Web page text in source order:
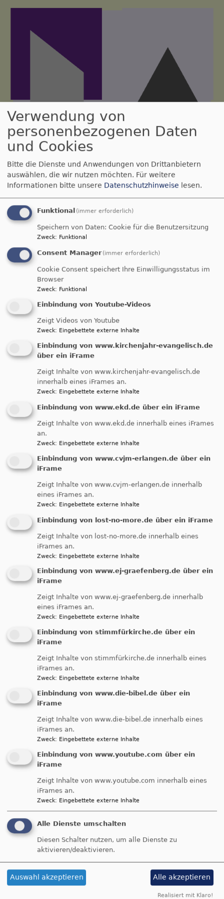
Direkt
Neunkirchen Ermreuth
Evangelisch-Lutherische Pfarrei
Hauptnavigation
Startseite Vereine der Gemeinde
Vereine der
Gemeinde
Diakonie für Kinder und
Jugend e. V.
In unseren Kindertagesstätten heißen wir Kinder
unabhängig von ihrer Konfession willkommen.
Weiterlesen
Miteinander-
Füreinander e.V.
Ehrenamtliche Nachbarschafts - und
Nächstenhilfe
Weiterlesen
Evangelischer
Kirchbauverein
Weiterlesen
Hauptnavigation
Unsere Gemeinde
Fußbereichsmenü
Impressum
Verwendung von
personenbezogenen Daten
und Cookies
Bitte die Dienste und Anwendungen von Drittanbietern
auswählen, die wir nutzen möchten. Für weitere
Informationen bitte unsere Datenschutzhinweise lesen.
Funktional (immer erforderlich)
Speichern von Daten: Cookie für die Benutzersitzung
Zweck: Funktional
Consent Manager (immer erforderlich)
Cookie Consent speichert Ihre Einwilligungsstatus im
Browser
Zweck: Funktional
Einbindung von Youtube-Videos
Zeigt Videos von Youtube
Zweck: Eingebettete externe Inhalte
Einbindung von www.kirchenjahr-evangelisch.de
über ein iFrame
Zeigt Inhalte von www.kirchenjahr-evangelisch.de
innerhalb eines iFrames an.
Zweck: Eingebettete externe Inhalte
Einbindung von www.ekd.de über ein iFrame
Zeigt Inhalte von www.ekd.de innerhalb eines iFrames
an.
Zweck: Eingebettete externe Inhalte
Einbindung von www.cvjm-erlangen.de über ein
iFrame
Zeigt Inhalte von www.cvjm-erlangen.de innerhalb
eines iFrames an.
Zweck: Eingebettete externe Inhalte
Einbindung von lost-no-more.de über ein iFrame
Zeigt Inhalte von lost-no-more.de innerhalb eines
iFrames an.
Zweck: Eingebettete externe Inhalte
Einbindung von www.ej-graefenberg.de über ein
iFrame
Zeigt Inhalte von www.ej-graefenberg.de innerhalb
eines iFrames an.
Zweck: Eingebettete externe Inhalte
Einbindung von stimmfürkirche.de über ein
iFrame
Zeigt Inhalte von stimmfürkirche.de innerhalb eines
iFrames an.
Zweck: Eingebettete externe Inhalte
Einbindung von www.die-bibel.de über ein
iFrame
Zeigt Inhalte von www.die-bibel.de innerhalb eines
iFrames an.
Zweck: Eingebettete externe Inhalte
Einbindung von www.youtube.com über ein
iFrame
Zeigt Inhalte von www.youtube.com innerhalb eines
iFrames an.
Zweck: Eingebettete externe Inhalte
Alle Dienste umschalten
Diesen Schalter nutzen, um alle Dienste zu
aktivieren/deaktivieren.
Auswahl akzeptieren Alle akzeptieren
Realisiert mit Klaro!